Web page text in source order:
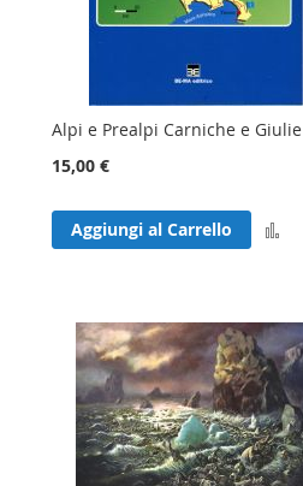
Alpi e Prealpi Carniche e Giulie
15,00 €
Aggiungi al Carrello